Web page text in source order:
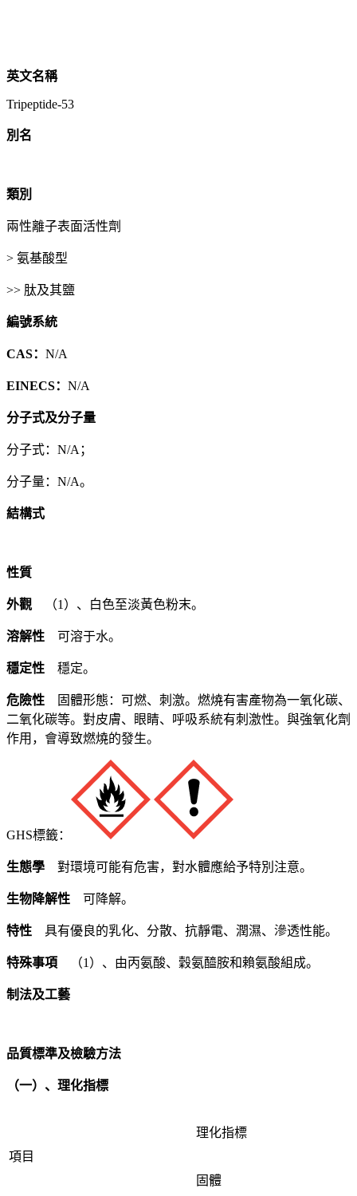
英文名稱
Tripeptide-53
別名
類別
兩性離子表面活性劑
> 氨基酸型
>> 肽及其鹽
編號系統
CAS： N/A
EINECS： N/A
分子式及分子量
分子式：N/A；
分子量：N/A。
結構式
性質
外觀 （1）、白色至淡黃色粉末。
溶解性 可溶于水。
穩定性 穩定。
危險性
固體形態：可燃、刺激。燃燒有害產物為一氧化碳、
二氧化碳等。對皮膚、眼睛、呼吸系統有刺激性。與強氧化劑
作用，會導致燃燒的發生。
GHS標籤：
生態學 對環境可能有危害，對水體應給予特別注意。
生物降解性 可降解。
特性 具有優良的乳化、分散、抗靜電、潤濕、滲透性能。
特殊事項 （1）、由丙氨酸、穀氨醯胺和賴氨酸組成。
制法及工藝
品質標準及檢驗方法
（一）、理化指標
項目
理化指標
固體